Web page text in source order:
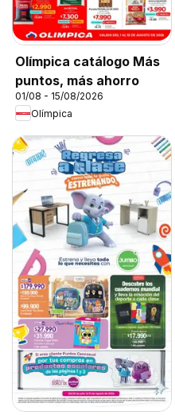
Olímpica catálogo Más
puntos, más ahorro
01/08 - 15/08/2026
Olímpica